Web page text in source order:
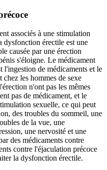
associés à une stimulation
dysfonction érectile est une
causée par une érection
s'éloigne. Le médicament
l'ingestion de médicaments et le
les hommes de sexe
n'ont pas les mêmes
pas de médicament, et le
sexuelle, ce qui peut
des troubles du sommeil, une
de la vue, une
une nervosité et une
des médicaments contre
contre l'éjaculation précoce
la dysfonction érectile.